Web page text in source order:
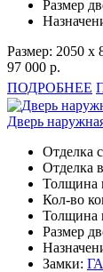
Размер
Размер: 2050 x
97 000 р.
ПОДРОБНЕЕ
Дверь
Отделка
Отделка
Толщина
Кол-во
Толщина
Размер
Замки: